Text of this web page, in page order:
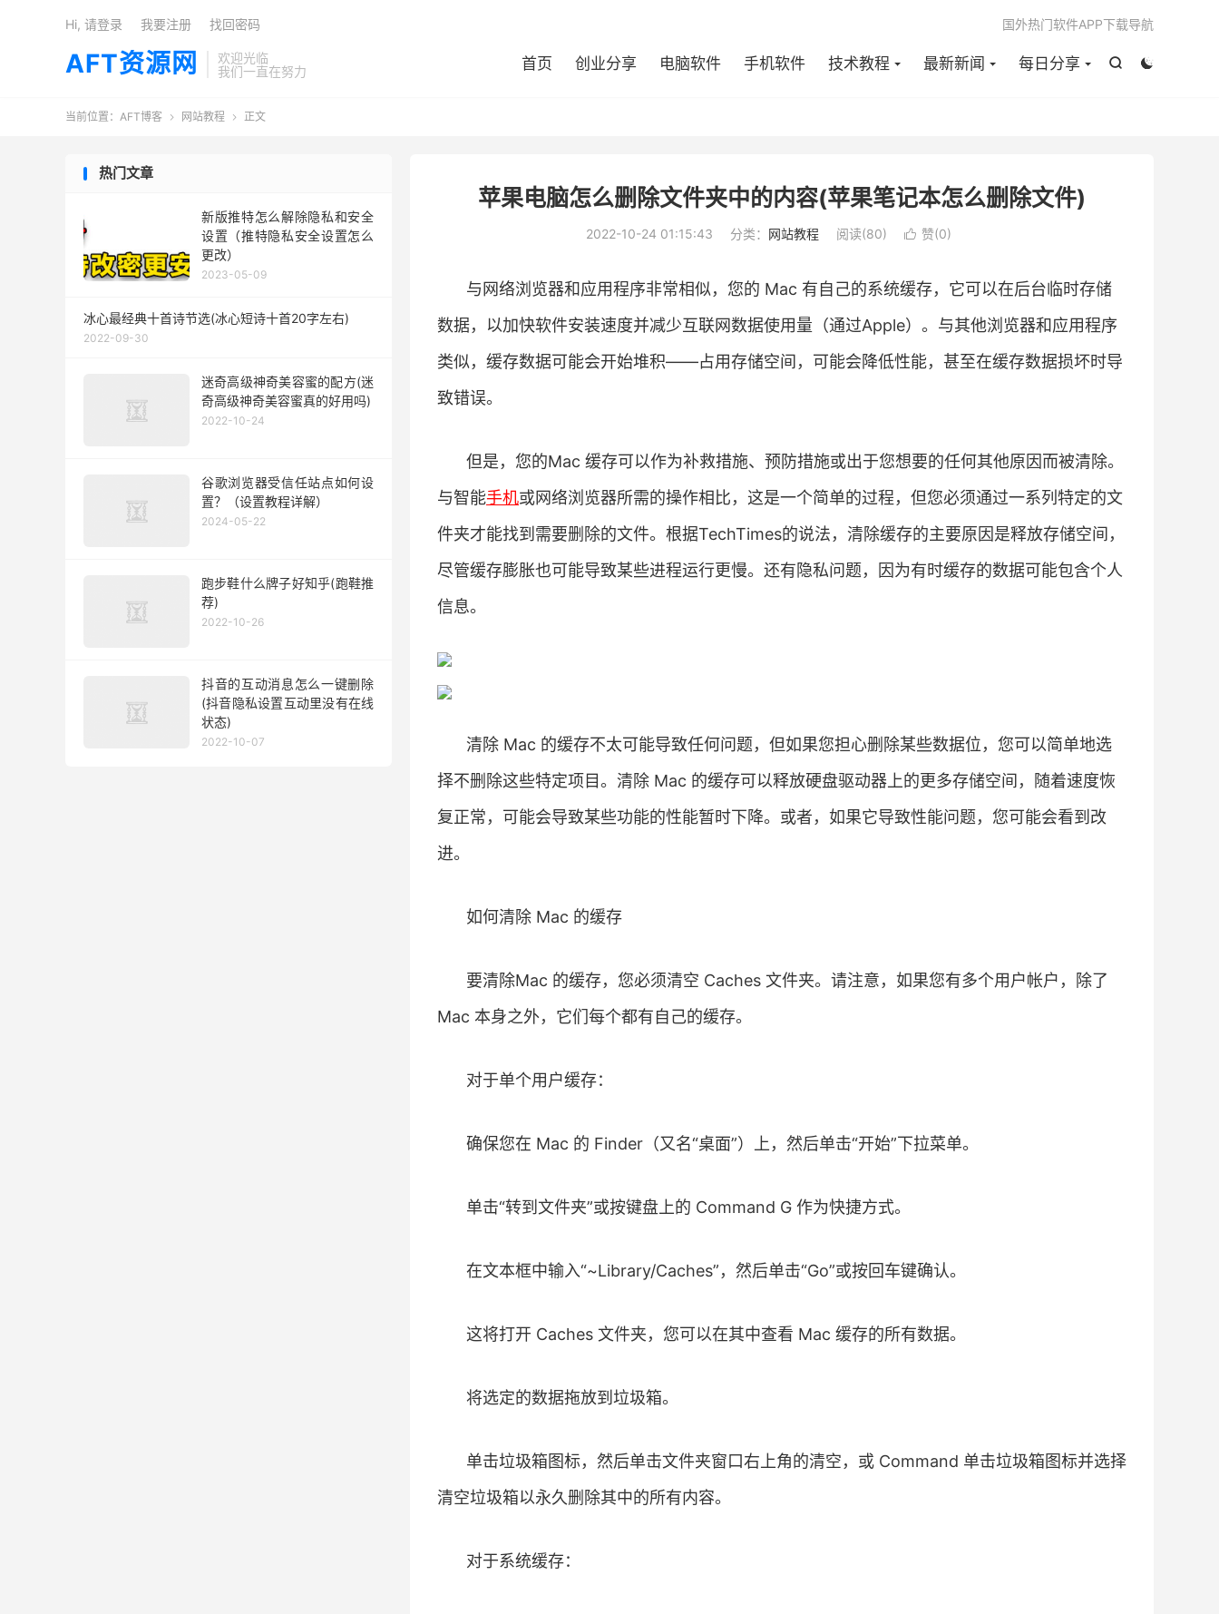
AFT资源网
欢迎光临
我们一直在努力


首页 创业分享 电脑软件 手机软件 技术教程 最新新闻 每日分享
国外热门软件APP下载导航
Hi, 请登录 我要注册 找回密码
当前位置： AFT博客  网站教程  正文
苹果电脑怎么删除文件夹中的内容(苹果笔记本怎么删除文件)
2022-10-24 01:15:43 分类： 网站教程 阅读(80)  赞(0)
与网络浏览器和应用程序非常相似，您的 Mac 有自己的系统缓存，它可以在后台临时存储
数据，以加快软件安装速度并减少互联网数据使用量（通过Apple）。与其他浏览器和应用程序
类似，缓存数据可能会开始堆积——占用存储空间，可能会降低性能，甚至在缓存数据损坏时导
致错误。
但是，您的Mac 缓存可以作为补救措施、预防措施或出于您想要的任何其他原因而被清除。
与智能手机或网络浏览器所需的操作相比，这是一个简单的过程，但您必须通过一系列特定的文
件夹才能找到需要删除的文件。根据TechTimes的说法，清除缓存的主要原因是释放存储空间，
尽管缓存膨胀也可能导致某些进程运行更慢。还有隐私问题，因为有时缓存的数据可能包含个人
信息。
清除 Mac 的缓存不太可能导致任何问题，但如果您担心删除某些数据位，您可以简单地选
择不删除这些特定项目。清除 Mac 的缓存可以释放硬盘驱动器上的更多存储空间，随着速度恢
复正常，可能会导致某些功能的性能暂时下降。或者，如果它导致性能问题，您可能会看到改
进。
如何清除 Mac 的缓存
要清除Mac 的缓存，您必须清空 Caches 文件夹。请注意，如果您有多个用户帐户，除了
Mac 本身之外，它们每个都有自己的缓存。
对于单个用户缓存：
确保您在 Mac 的 Finder（又名“桌面”）上，然后单击“开始”下拉菜单。
单击“转到文件夹”或按键盘上的 Command G 作为快捷方式。
在文本框中输入“~Library/Caches”，然后单击“Go”或按回车键确认。
这将打开 Caches 文件夹，您可以在其中查看 Mac 缓存的所有数据。
将选定的数据拖放到垃圾箱。
单击垃圾箱图标，然后单击文件夹窗口右上角的清空，或 Command 单击垃圾箱图标并选择
清空垃圾箱以永久删除其中的所有内容。
对于系统缓存：
热门文章
新版推特怎么解除隐私和安全
设置（推特隐私安全设置怎么
更改）
2023-05-09
冰心最经典十首诗节选(冰心短诗十首20字左右)
2022-09-30
迷奇高级神奇美容蜜的配方(迷
奇高级神奇美容蜜真的好用吗)
2022-10-24
谷歌浏览器受信任站点如何设
置？（设置教程详解）
2024-05-22
跑步鞋什么牌子好知乎(跑鞋推
荐)
2022-10-26
抖音的互动消息怎么一键删除
(抖音隐私设置互动里没有在线
状态)
2022-10-07